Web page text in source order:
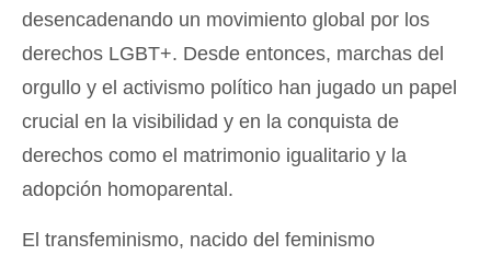
desencadenando un movimiento global por los
derechos LGBT+. Desde entonces, marchas del
orgullo y el activismo político han jugado un papel
crucial en la visibilidad y en la conquista de
derechos como el matrimonio igualitario y la
adopción homoparental.
El transfeminismo, nacido del feminismo